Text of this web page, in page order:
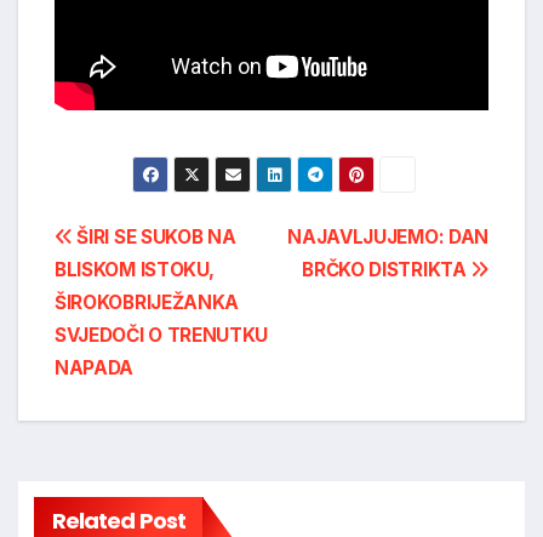
Post
navigation
NAJAVLJUJEMO: DAN
BRČKO DISTRIKTA
ŠIRI SE SUKOB NA
BLISKOM ISTOKU,
ŠIROKOBRIJEŽANKA
SVJEDOČI O TRENUTKU
NAPADA
Related Post